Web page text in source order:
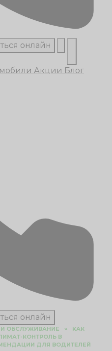
онлайн
Акции Блог
онлайн
ОБСЛУЖИВАНИЕ »
КАК
КОНТРОЛЬ В
ДЛЯ ВОДИТЕЛЕЙ